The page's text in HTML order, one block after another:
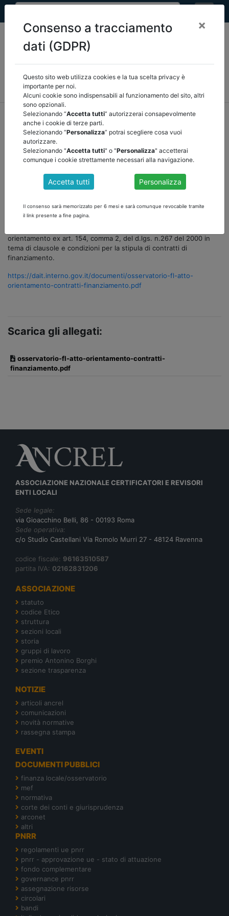
MEF FINANZA LOCALE/OSSERVATORIO
NORMATIVA
CORTE DEI CONTI E GIURISPRUDENZA
home documenti pubblici
finanza locale/osservatorio
/torna indietro
DOCUMENTI PUBBLICI
ATTO DI ORIENTAMENTO IN TEMA DI
CONTRATTI DI FINANZIAMENTO
orientamento ex art. 154, comma 2, del d.lgs. n.267 del 2000 in
tema di clausole e condizioni per la stipula di contratti di
finanziamento.
https://dait.interno.gov.it/documenti/osservatorio-fl-atto-
orientamento-contratti-finanziamento.pdf
Scarica gli allegati:
osservatorio-fl-atto-orientamento-contratti-
finanziamento.pdf
ASSOCIAZIONE NAZIONALE CERTIFICATORI E REVISORI
ENTI LOCALI
Sede legale:
via Gioacchino Belli, 86 - 00193 Roma
Sede operativa:
c/o Studio Castellani Via Romolo Murri 27 - 48124 Ravenna
codice fiscale: 96163510587
partita IVA: 02162831206
ASSOCIAZIONE
statuto
codice Etico
struttura
sezioni locali
storia
gruppi di lavoro
premio Antonino Borghi
sezione trasparenza
NOTIZIE
articoli ancrel
comunicazioni
novità normative
rassegna stampa
EVENTI
DOCUMENTI PUBBLICI
finanza locale/osservatorio
mef
normativa
corte dei conti e giurisprudenza
arconet
altri
PNRR
regolamenti ue pnrr
pnrr - approvazione ue - stato di attuazione
fondo complementare
governance pnrr
assegnazione risorse
circolari
bandi
Consenso a tracciamento
dati (GDPR)
×
Questo sito web utilizza cookies e la tua scelta privacy è
importante per noi.
Alcuni cookie sono indispensabili al funzionamento del sito, altri
sono opzionali.
Selezionando “Accetta tutti” autorizzerai consapevolmente
anche i cookie di terze parti.
Selezionando “Personalizza” potrai scegliere cosa vuoi
autorizzare.
Selezionando "Accetta tutti" o "Personalizza" accetterai
comunque i cookie strettamente necessari alla navigazione.
Accetta tutti Personalizza
Il consenso sarà memorizzato per 6 mesi e sarà comunque revocabile tramite
il link presente a fine pagina.